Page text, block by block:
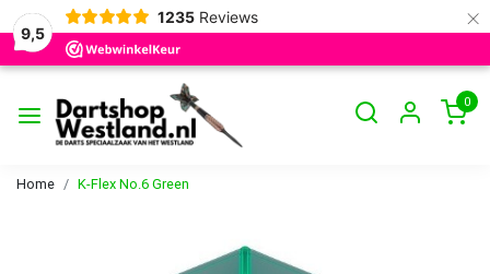
9,5
1235 Reviews ×
0
Home K-Flex No.6 Green